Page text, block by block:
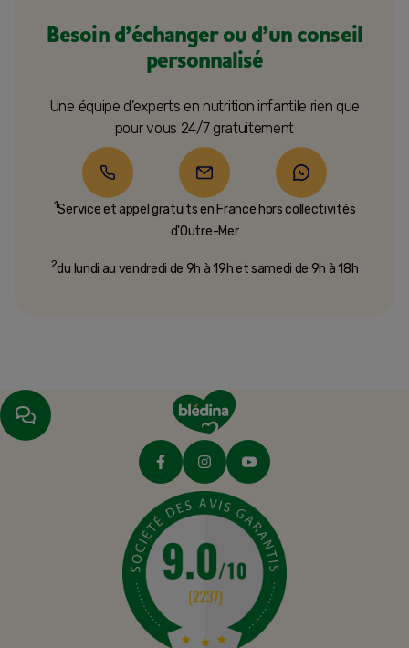
Besoin d’échanger ou d’un conseil
personnalisé
Une équipe d’experts en nutrition infantile rien que
pour vous 24/7 gratuitement
1Service et appel gratuits en France hors collectivités
d'Outre-Mer​
2du lundi au vendredi de 9h à 19h et samedi de 9h à 18h